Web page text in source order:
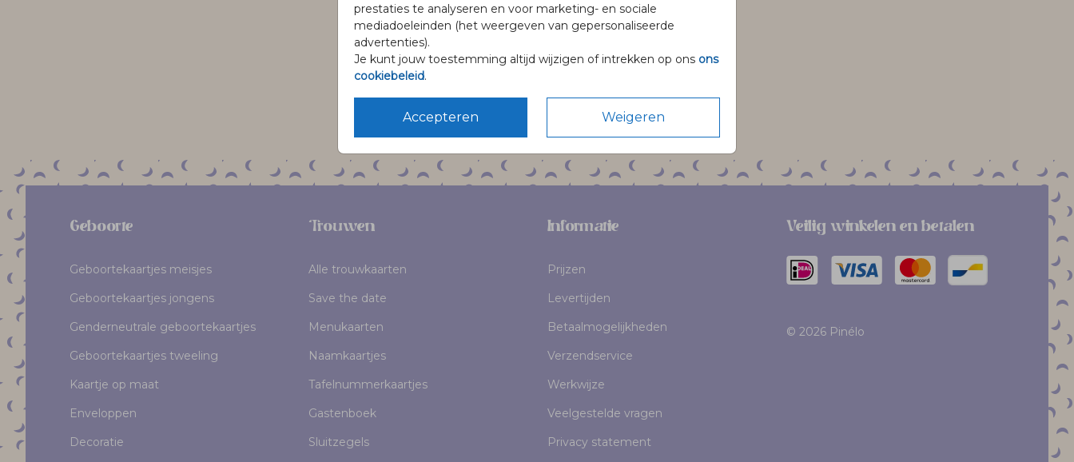
prestaties te analyseren en voor marketing- en sociale
mediadoeleinden (het weergeven van gepersonaliseerde
advertenties).
Je kunt jouw toestemming altijd wijzigen of intrekken op ons ons
cookiebeleid.
Accepteren Weigeren
@pineloillustraties
Volg Pinélo op Instagram
Geboorte
Geboortekaartjes meisjes
Geboortekaartjes jongens
Genderneutrale geboortekaartjes
Geboortekaartjes tweeling
Kaartje op maat
Enveloppen
Decoratie
Trouwen
Alle trouwkaarten
Save the date
Menukaarten
Naamkaartjes
Tafelnummerkaartjes
Gastenboek
Sluitzegels
Informatie
Prijzen
Levertijden
Betaalmogelijkheden
Verzendservice
Werkwijze
Veelgestelde vragen
Privacy statement
Veilig winkelen en betalen
© 2026 Pinélo